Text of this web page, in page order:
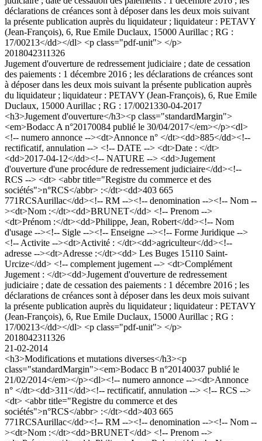
déclarations de créances sont à déposer dans les deux mois suivant
la présente publication auprès du liquidateur ; liquidateur : PETAVY
(Jean-François), 6, Rue Emile Duclaux, 15000 Aurillac ; RG :
17/00213</dd></dl> <p class="pdf-unit"> </p>
2018042311326
Jugement d'ouverture de redressement judiciaire ; date de cessation
des paiements : 1 décembre 2016 ; les déclarations de créances sont
à déposer dans les deux mois suivant la présente publication auprès
du liquidateur ; liquidateur : PETAVY (Jean-François), 6, Rue Emile
Duclaux, 15000 Aurillac ; RG : 17/0021330-04-2017
<h3>Jugement d'ouverture</h3><p class="standardMargin">
<em>Bodacc A n°20170084 publié le 30/04/2017</em></p><dl>
<!-- numero annonce --><dt>Annonce n° </dt><dd>885</dd><!--
rectificatif, annulation --> <!-- DATE --> <dt>Date : </dt>
<dd>2017-04-12</dd><!-- NATURE --> <dd>Jugement
d'ouverture d'une procédure de redressement judiciaire</dd><!--
RCS --> <dt> <abbr title="Registre du commerce et des
sociétés">n°RCS</abbr> :</dt><dd>403 665
771RCSAurillac</dd><!-- RM --><!-- denomination --><!-- Nom --
><dt>Nom :</dt><dd>BRUNET</dd> <!-- Prenom -->
<dt>Prénom :</dt><dd>Philippe, Jean, Robert</dd><!-- Nom
d'usage --><!-- Sigle --><!-- Enseigne --><!-- Forme Juridique -->
<!-- Activite --><dt>Activité : </dt><dd>agriculteur</dd><!--
adresse --><dt>Adresse :</dt><dd> Les Buges 15110 Saint-
Urcize</dd> <!-- complement jugement --> <dt>Complément
Jugement : </dt><dd>Jugement d'ouverture de redressement
judiciaire ; date de cessation des paiements : 1 décembre 2016 ; les
déclarations de créances sont à déposer dans les deux mois suivant
la présente publication auprès du liquidateur ; liquidateur : PETAVY
(Jean-François), 6, Rue Emile Duclaux, 15000 Aurillac ; RG :
17/00213</dd></dl> <p class="pdf-unit"> </p>
2018042311326
21-02-2014
<h3>Modifications et mutations diverses</h3><p
class="standardMargin"><em>Bodacc B n°20140037 publié le
21/02/2014</em></p><dl><!-- numero annonce --><dt>Annonce
n° </dt><dd>311</dd><!-- rectificatif, annulation --> <!-- RCS -->
<dt> <abbr title="Registre du commerce et des
sociétés">n°RCS</abbr> :</dt><dd>403 665
771RCSAurillac</dd><!-- RM --><!-- denomination --><!-- Nom --
><dt>Nom :</dt><dd>BRUNET</dd> <!-- Prenom -->